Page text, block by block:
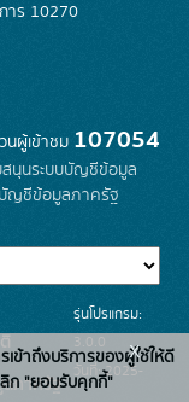
าร 10270
นผู้เข้าชม 107054
นุนระบบบัญชีข้อมูล
ญชีข้อมูลภาครัฐ
ภาครัฐ
รุ่นโปรแกรม:
3.0.0
วันที่: 2025-
ข้าถึงบริการของผู้ใช้ให้ดี
ก "ยอมรับคุกกี้"
x